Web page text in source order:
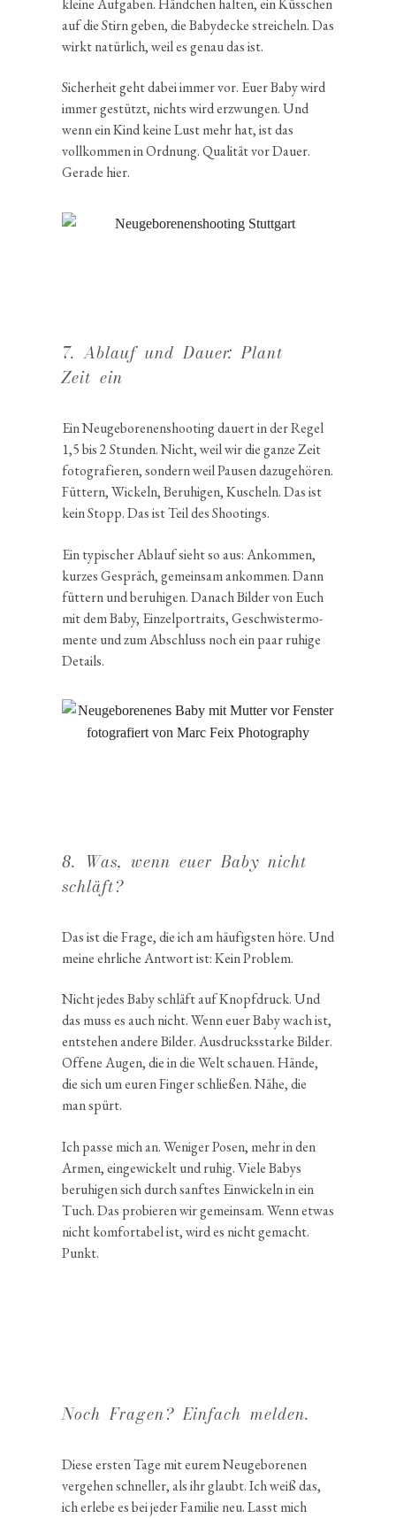
auf die Stirn geben, die Babydecke strei­cheln. Das
wirkt natür­lich, weil es genau das ist.
Sicher­heit geht dabei immer vor. Euer Baby wird
immer gestützt, nichts wird erzwungen. Und
wenn ein Kind keine Lust mehr hat, ist das
vollkommen in Ordnung. Qualität vor Dauer.
Gerade hier.
7. Ablauf und Dauer: Plant
Zeit ein
Ein Neuge­bo­re­nen­shoo­ting dauert in der Regel
1,5 bis 2 Stunden. Nicht, weil wir die ganze Zeit
fotogra­fieren, sondern weil Pausen dazuge­hören.
Füttern, Wickeln, Beruhigen, Kuscheln. Das ist
kein Stopp. Das ist Teil des Shootings.
Ein typischer Ablauf sieht so aus: Ankommen,
kurzes Gespräch, gemeinsam ankommen. Dann
füttern und beruhigen. Danach Bilder von Euch
mit dem Baby, Einzel­por­traits, Geschwis­ter­mo­
mente und zum Abschluss noch ein paar ruhige
Details.
8. Was, wenn euer Baby nicht
schläft?
Das ist die Frage, die ich am häufigsten höre. Und
meine ehrliche Antwort ist: Kein Problem.
Nicht jedes Baby schläft auf Knopf­druck. Und
das muss es auch nicht. Wenn euer Baby wach ist,
entstehen andere Bilder. Ausdrucks­starke Bilder.
Offene Augen, die in die Welt schauen. Hände,
die sich um euren Finger schließen. Nähe, die
man spürt.
Ich passe mich an. Weniger Posen, mehr in den
Armen, einge­wi­ckelt und ruhig. Viele Babys
beruhigen sich durch sanftes Einwi­ckeln in ein
Tuch. Das probieren wir gemeinsam. Wenn etwas
nicht komfor­tabel ist, wird es nicht gemacht.
Punkt.
Noch Fragen? Einfach melden.
Diese ersten Tage mit eurem Neuge­bo­renen
vergehen schneller, als ihr glaubt. Ich weiß das,
ich erlebe es bei jeder Familie neu. Lasst mich